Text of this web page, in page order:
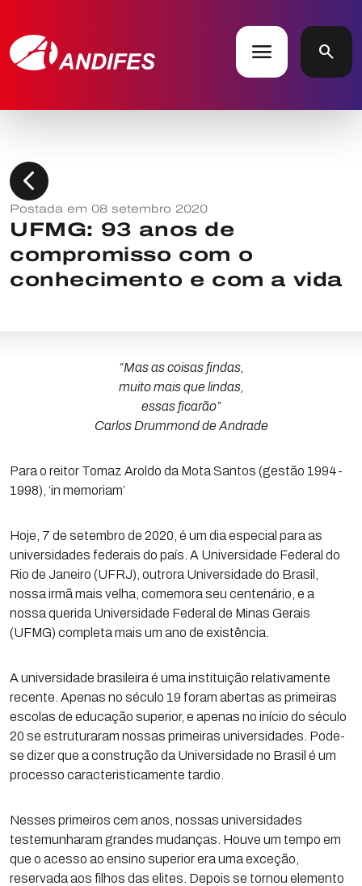
menu search
chevron_left
Postada em 08 setembro 2020
UFMG: 93 anos de
compromisso com o
conhecimento e com a vida
“Mas as coisas findas,
muito mais que lindas,
essas ficarão”
Carlos Drummond de Andrade
Para o reitor Tomaz Aroldo da Mota Santos (gestão 1994-
1998), ‘in memoriam’
Hoje, 7 de setembro de 2020, é um dia especial para as
universidades federais do país. A Universidade Federal do
Rio de Janeiro (UFRJ), outrora Universidade do Brasil,
nossa irmã mais velha, comemora seu centenário, e a
nossa querida Universidade Federal de Minas Gerais
(UFMG) completa mais um ano de existência.
A universidade brasileira é uma instituição relativamente
recente. Apenas no século 19 foram abertas as primeiras
escolas de educação superior, e apenas no início do século
20 se estruturaram nossas primeiras universidades. Pode-
se dizer que a construção da Universidade no Brasil é um
processo caracteristicamente tardio.
Nesses primeiros cem anos, nossas universidades
testemunharam grandes mudanças. Houve um tempo em
que o acesso ao ensino superior era uma exceção,
reservada aos filhos das elites. Depois se tornou elemento